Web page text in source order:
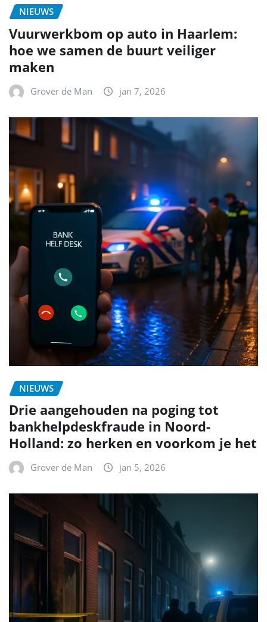
NIEUWS
Vuurwerkbom op auto in Haarlem:
hoe we samen de buurt veiliger
maken
Grover de Man jan 7, 2026
NIEUWS
Drie aangehouden na poging tot
bankhelpdeskfraude in Noord-
Holland: zo herken en voorkom je het
Grover de Man jan 5, 2026